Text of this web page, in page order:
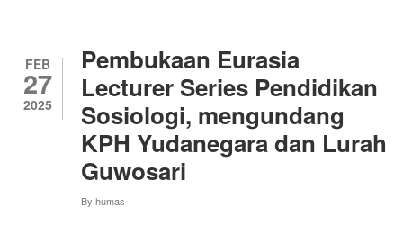
GEDSI
(GENDER
EQUITY,
DISABILITY,
AND
SOCIAL
INCLUSION)
FEB
27
2025
Pembukaan Eurasia
Lecturer Series Pendidikan
Sosiologi, mengundang
KPH Yudanegara dan Lurah
Guwosari
By humas